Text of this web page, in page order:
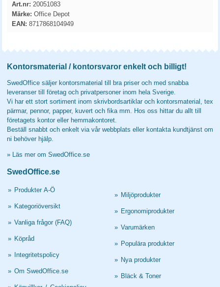
Art.nr: 20051083
Märke: Office Depot
EAN: 8717868104949
Kontorsmaterial / kontorsvaror enkelt och billigt!
SwedOffice säljer kontorsmaterial till bra priser och med snabba
leveranser till företag och privatpersoner inom hela Sverige.
Vi har ett stort sortiment inom skrivbordsartiklar och kontorsmaterial, tex
pärmar, pennor, papper, kuvert och fika mm. Hos oss hittar du allt till
företagets kontor eller hemmakontoret.
Beställ snabbt och enkelt via vår webbplats eller kontakta kundtjänst om
ni behöver hjälp.
» Läs mer om SwedOffice.se
SwedOffice.se
» Produkter A-Ö
» Kategoriöversikt
» Vanliga frågor (FAQ)
» Köpråd
» Integritetspolicy
» Om SwedOffice.se
» Miljöprodukter
» Ergonomiprodukter
» Varumärken
» Populära produkter
» Nya produkter
» Bläck & Toner